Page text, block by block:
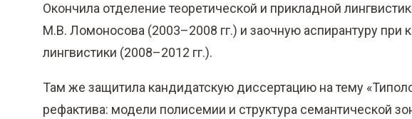
Окончила отделение теоретической и прикладной
М.В. Ломоносова (2003–2008 гг.) и заочную аспирантуру при
лингвистики (2008–2012 гг.).
Там же защитила кандидатскую диссертацию на тему
рефактива: модели полисемии и структура семантической